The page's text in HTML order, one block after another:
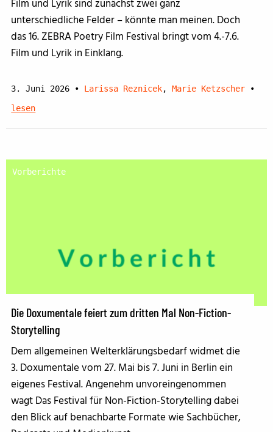
Film und Lyrik sind zunächst zwei ganz
unterschiedliche Felder – könnte man meinen. Doch
das 16. ZEBRA Poetry Film Festival bringt vom 4.-7.6.
Film und Lyrik in Einklang.
3. Juni 2026 • Larissa Reznicek,Marie Ketzscher
•
lesen
Vorberichte
Die Doxumentale feiert zum dritten Mal Non-Fiction-
Storytelling
Dem allgemeinen Welterklärungsbedarf widmet die
3. Doxumentale vom 27. Mai bis 7. Juni in Berlin ein
eigenes Festival. Angenehm unvoreingenommen
wagt Das Festival für Non-Fiction-Storytelling dabei
den Blick auf benachbarte Formate wie Sachbücher,